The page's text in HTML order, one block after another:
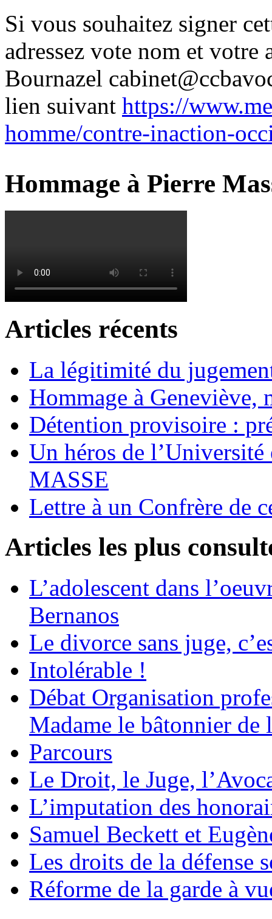
Si vous souhaitez signer
adressez vote nom et votre
Bournazel
lien suivant https://
homme/contre-inaction-
Hommage à Pierre
Articles récents
La légitimité du
Hommage à Geneviève,
Détention provisoire :
Un héros de
MASSE
Lettre à un Confrère de
Articles les plus
L’adolescent dans
Bernanos
Le divorce sans juge,
Intolérable !
Débat Organisation
Madame le bâtonnier de
Parcours
Le Droit, le Juge,
L’imputation des
Samuel Beckett et
Les droits de la défense
Réforme de la garde à